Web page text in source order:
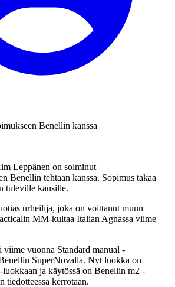
Benellin kanssa
Leppänen on solminut
Benellin tehtaan kanssa. Sopimus takaa
tuleville kausille.
urheilija, joka on voittanut muun
MM-kultaa Italian Agnassa viime
vuonna Standard manual -
SuperNovalla. Nyt luokka on
luokkaan ja käytössä on Benellin m2 -
tiedotteessa kerrotaan.